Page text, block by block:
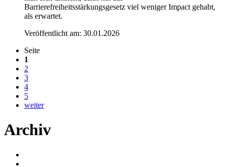
Barrierefreiheitsstärkungsgesetz viel weniger Impact gehabt,
als erwartet.
Veröffentlicht am: 30.01.2026
Seite
1
2
3
4
5
weiter
Archiv